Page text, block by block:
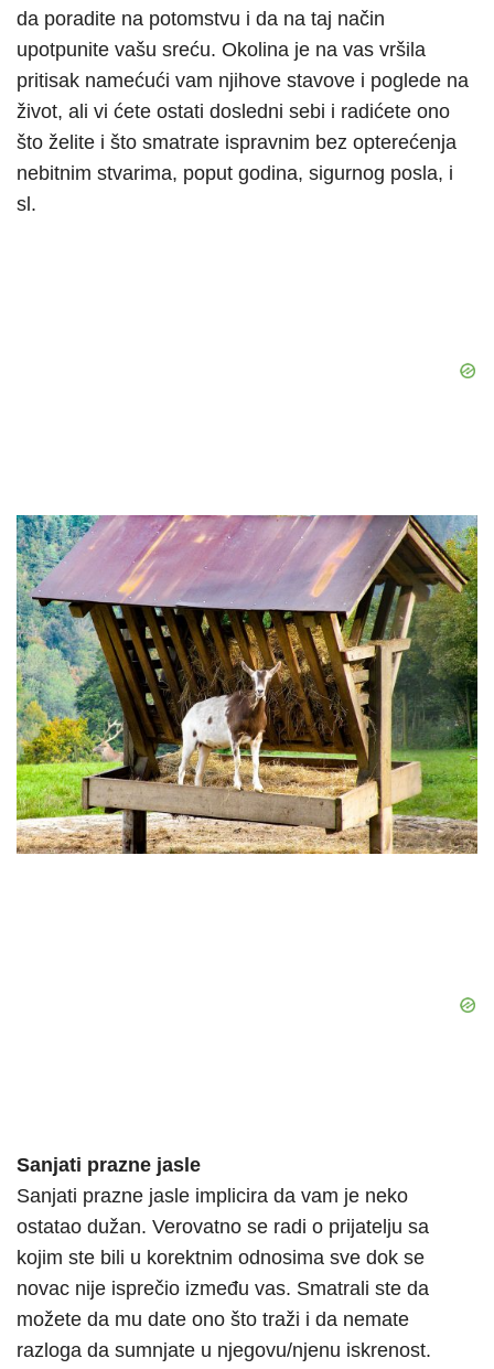
da poradite na potomstvu i da na taj način
upotpunite vašu sreću. Okolina je na vas vršila
pritisak namećući vam njihove stavove i poglede na
život, ali vi ćete ostati dosledni sebi i radićete ono
što želite i što smatrate ispravnim bez opterećenja
nebitnim stvarima, poput godina, sigurnog posla, i
sl.
Sanjati prazne jasle
Sanjati prazne jasle implicira da vam je neko
ostatao dužan. Verovatno se radi o prijatelju sa
kojim ste bili u korektnim odnosima sve dok se
novac nije isprečio između vas. Smatrali ste da
možete da mu date ono što traži i da nemate
razloga da sumnjate u njegovu/njenu iskrenost.